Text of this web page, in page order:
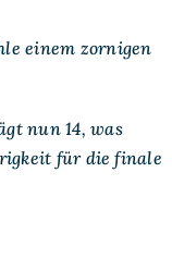
einem zornigen
nun 14, was
für die finale